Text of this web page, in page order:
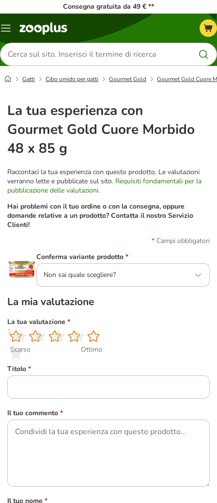
Consegna gratuita da 49 € **
Overview
Cerca
prodotti
Gatti Cibo umido per gatti Gourmet Gold Gourmet Gold Cuore
La tua esperienza con
Gourmet Gold Cuore Morbido
48 x 85 g
Raccontaci la tua esperienza con questo prodotto. Le valutazioni
verranno lette e pubblicate sul sito. Requisiti fondamentali per la
pubblicazione delle valutazioni.
Hai problemi con il tuo ordine o con la consegna, oppure
domande relative a un prodotto? Contatta il nostro Servizio
Clienti!
Campi obbligatori
Conferma variante prodotto *
Non sai quale scegliere?
La mia valutazione
La tua valutazione *
1
Scarso
2
3
4
5
Ottimo
Titolo *
Il tuo commento *
Il tuo nome *